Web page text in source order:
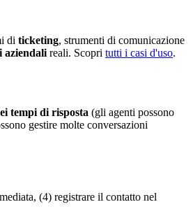
di ticketing, strumenti di comunicazione
aziendali reali. Scopri tutti i casi d'uso.
tempi di risposta (gli agenti possono
gestire molte conversazioni
(4) registrare il contatto nel